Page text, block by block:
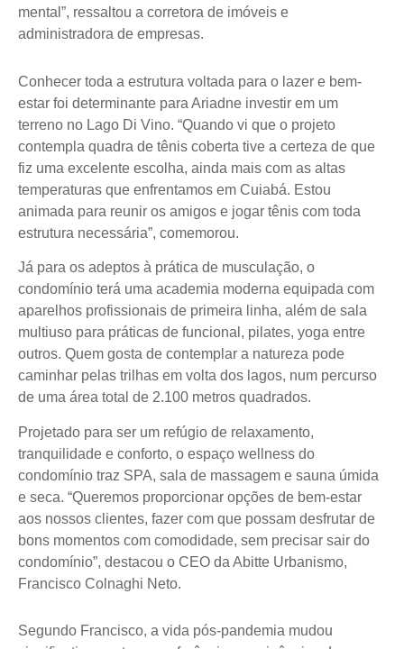
mental”, ressaltou a corretora de imóveis e
administradora de empresas.
Conhecer toda a estrutura voltada para o lazer e bem-
estar foi determinante para Ariadne investir em um
terreno no Lago Di Vino. “Quando vi que o projeto
contempla quadra de tênis coberta tive a certeza de que
fiz uma excelente escolha, ainda mais com as altas
temperaturas que enfrentamos em Cuiabá. Estou
animada para reunir os amigos e jogar tênis com toda
estrutura necessária”, comemorou.
Já para os adeptos à prática de musculação, o
condomínio terá uma academia moderna equipada com
aparelhos profissionais de primeira linha, além de sala
multiuso para práticas de funcional, pilates, yoga entre
outros. Quem gosta de contemplar a natureza pode
caminhar pelas trilhas em volta dos lagos, num percurso
de uma área total de 2.100 metros quadrados.
Projetado para ser um refúgio de relaxamento,
tranquilidade e conforto, o espaço wellness do
condomínio traz SPA, sala de massagem e sauna úmida
e seca. “Queremos proporcionar opções de bem-estar
aos nossos clientes, fazer com que possam desfrutar de
bons momentos com comodidade, sem precisar sair do
condomínio”, destacou o CEO da Abitte Urbanismo,
Francisco Colnaghi Neto.
Segundo Francisco, a vida pós-pandemia mudou